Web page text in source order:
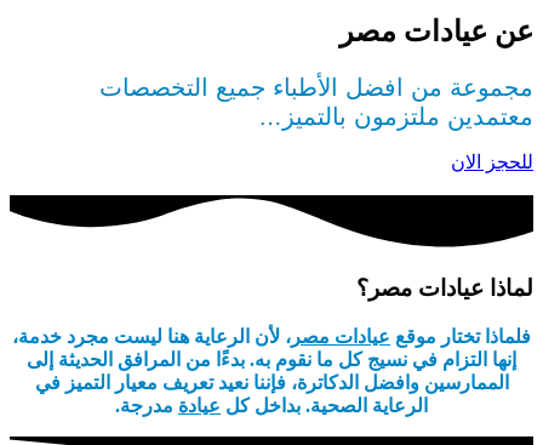
عن عيادات مصر
معتمدين ملتزمون بالتميز…
للحجز الان
لماذا عيادات مصر؟
فلماذا تختار موقع عيادات مصر ، لأن الرعاية هنا ليست مجرد خدمة،
إنها التزام في نسيج كل ما نقوم به. بدءًا من المرافق الحديثة إلى
الممارسين وافضل الدكاترة، فإننا نعيد تعريف معيار التميز في
الرعاية الصحية. بداخل كل عيادة مدرجة.